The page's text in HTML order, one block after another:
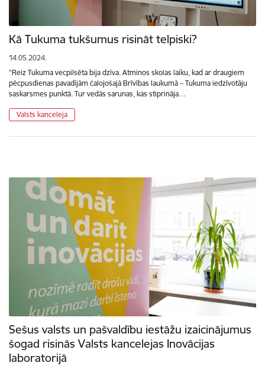
Kā Tukuma tukšumus risināt telpiski?
14.05.2024.
“Reiz Tukuma vecpilsēta bija dzīva. Atminos skolas laiku, kad ar draugiem
pēcpusdienas pavadījām čalojošajā Brīvības laukumā – Tukuma iedzīvotāju
saskarsmes punktā. Tur vedās sarunas, kas stiprināja…
Valsts kanceleja
Sešus valsts un pašvaldību iestāžu izaicinājumus
šogad risinās Valsts kancelejas Inovācijas
laboratorijā